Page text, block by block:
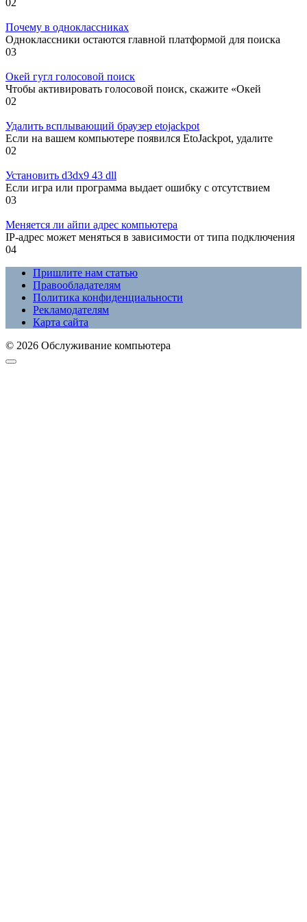
Почему в одноклассниках
Одноклассники остаются главной платформой для поиска
03
Окей гугл голосовой поиск
Чтобы активировать голосовой поиск, скажите «Окей
02
Удалить всплывающий браузер etojackpot
Если на вашем компьютере появился EtoJackpot, удалите
02
Установить d3dx9 43 dll
Если игра или программа выдает ошибку с отсутствием
03
Меняется ли айпи адрес компьютера
IP-адрес может меняться в зависимости от типа подключения
04
Пришлите нам статью
Правообладателям
Политика конфиденциальности
Рекламодателям
Карта сайта
© 2026 Обслуживание компьютера